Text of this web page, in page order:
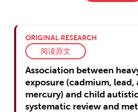
ORIGINAL RESEARCH
阅读原文
Association between
exposure (cadmium, lead,
mercury) and child
systematic review and